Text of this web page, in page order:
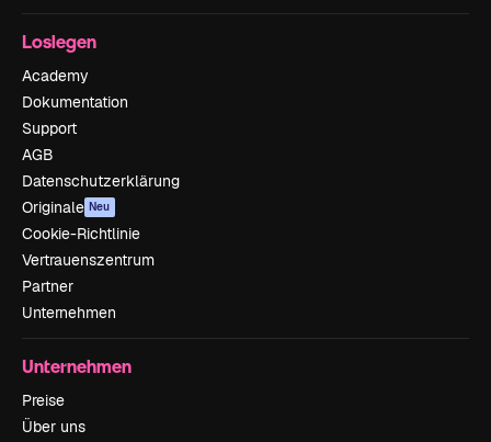
Loslegen
Academy
Dokumentation
Support
AGB
Datenschutzerklärung
Originale Neu
Cookie-Richtlinie
Vertrauenszentrum
Partner
Unternehmen
Unternehmen
Preise
Über uns